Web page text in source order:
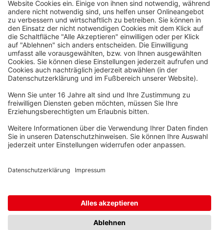
Waskönig+Walter
Kabel-Werk GmbH u. Co. KG
Ostermoorstraße 77
26683 Saterland
Fax +49 4498 88-900
info[att]waskoenig.de
Folgen Sie uns: